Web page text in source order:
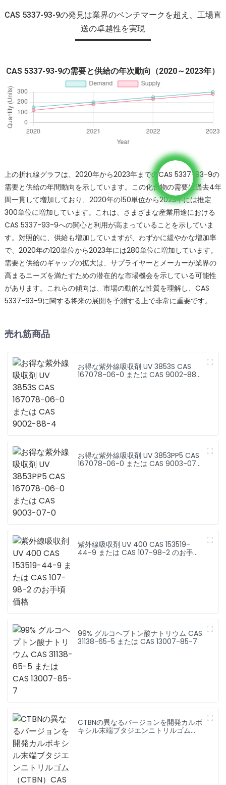
CAS 5337-93-9の発見は業界のベンチマークを超え、工場直
送の卓越性を実現
CAS 5337-93-9の需要と供給の年次動向（2020～2023年）
上の折れ線グラフは、2020年から2023年までのCAS 5337-93-9の
需要と供給の年間動向を示しています。この化合物の需要は過去4年
間一貫して増加しており、2020年の150単位から2023年には推定
300単位に増加しています。これは、さまざまな産業用途における
CAS 5337-93-9への関心と利用が高まっていることを示していま
す。対照的に、供給も増加していますが、わずかに緩やかな増加率
で、2020年の120単位から2023年には280単位に増加しています。
需要と供給のギャップの拡大は、サプライヤーとメーカーが業界の
高まるニーズを満たすための潜在的な市場機会を示している可能性
があります。これらの傾向は、市場の動的​​な性質を理解し、CAS
5337-93-9に関する将来の展開を予測する上で非常に重要です。
売れ筋商品
お得な紫外線吸収剤 UV 3853S CAS
167078-06-0 または CAS 9002-88-
お得な紫外線吸収剤 UV 3853PP5 CAS
167078-06-0 または CAS 9003-07-
紫外線吸収剤 UV 400 CAS 153519-
44-9 または CAS 107-98-2 のお手頃
99% グルコヘプトン酸ナトリウム CAS
31138-65-5 または CAS 13007-85-7
CTBNの異なるバージョンを開発カルボ
キシル末端ブタジエンニトリルゴム